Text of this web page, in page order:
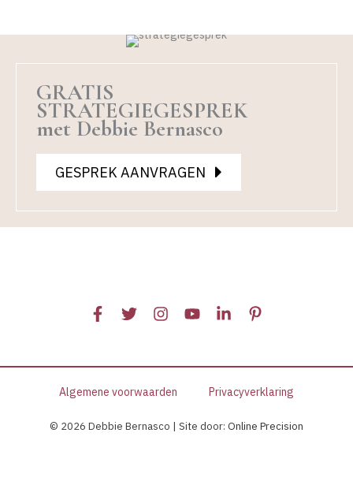
GRATIS
STRATEGIEGESPREK
met Debbie Bernasco
GESPREK AANVRAGEN
Algemene voorwaarden Privacyverklaring
© 2026 Debbie Bernasco | Site door: Online Precision